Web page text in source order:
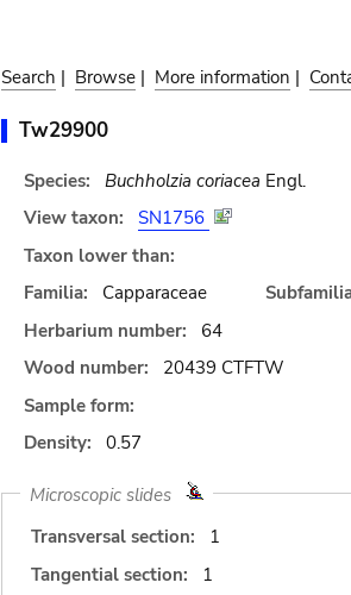
Search | Browse | More information |
Tw29900
Species: Buchholzia coriacea Engl.
View taxon:
SN1756
Taxon lower than:
Familia:
Capparaceae
Herbarium number:
64
Wood number:
20439 CTFTW
Sample form:
Density:
0.57
Microscopic slides
Transversal section:
1
Tangential section:
1